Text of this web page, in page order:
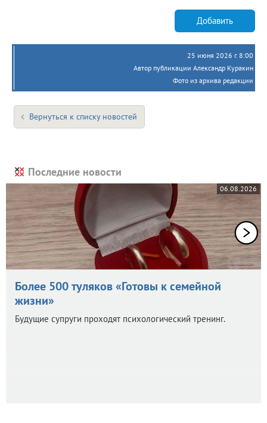
Добавить
25 июня 2026 г. 8:00
Автор публикации Александр Куракин
Фото из архива редакции
Вернуться к списку новостей
Последние новости
06.08.2026
Более 500 туляков «Готовы к семейной
жизни»
Будущие супруги проходят психологический тренинг.